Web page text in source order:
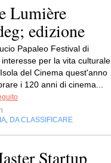
Lumière
edizione
Papaleo Festival di
per la vita culturale
del Cinema quest'anno
i 120 anni di cinema...
DA CLASSIFICARE
Startup